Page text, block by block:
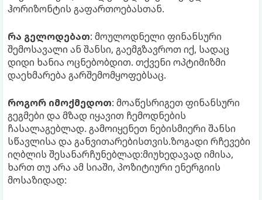
ჰორიზონტის გაფართოებასთან.
რა გელოდებათ: მოულოდნელი ფინანსური
შემოსავალი ან შანსი, გაემგზავროთ იქ, სადაც
დიდი ხანია ოცნებობდით. თქვენი ოპტიმიზმი
დაეხმარება გარშემომყოფებსაც.
როგორ იმოქმედოთ: მოაწესრიგეთ ფინანსური
გეგმები და მზად იყავით ჩემოდნების
ჩასალაგებლად. გამოიყენეთ ნებისმიერი შანსი
სწავლისა და განვითარებისთვის.ზოგადი რჩევები
იღბლის შესანარჩუნებლად:მიუხედავად იმისა,
ხართ თუ არა ამ სიაში, პოზიტიური ენერგიის
მოსაზიდად: